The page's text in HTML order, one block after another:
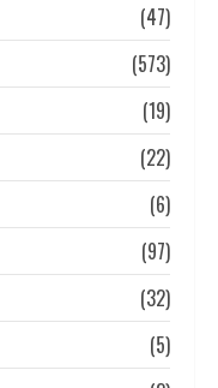
(47)
(573)
(19)
(22)
(6)
(97)
(32)
(5)